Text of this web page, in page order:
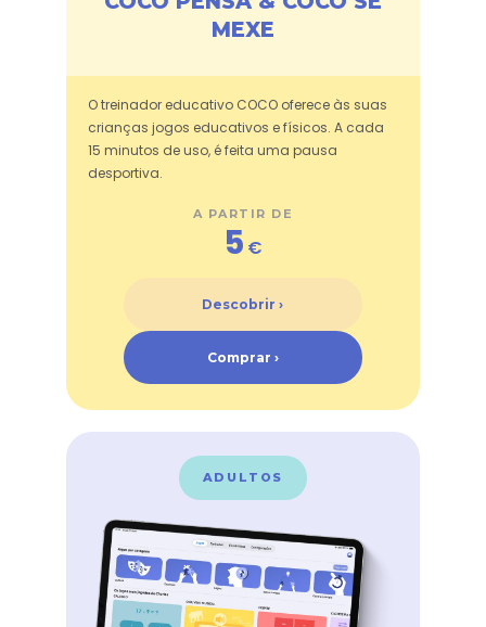
MEXE
O treinador educativo COCO oferece às suas
crianças jogos educativos e físicos. A cada
15 minutos de uso, é feita uma pausa
desportiva.
A PARTIR DE
5 €
Descobrir ›
Comprar ›
ADULTOS